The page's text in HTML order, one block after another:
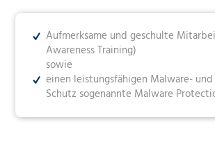
Aufmerksame und geschulte
Awareness Training)
sowie
einen leistungsfähigen Malware-
Schutz sogenannte Malware